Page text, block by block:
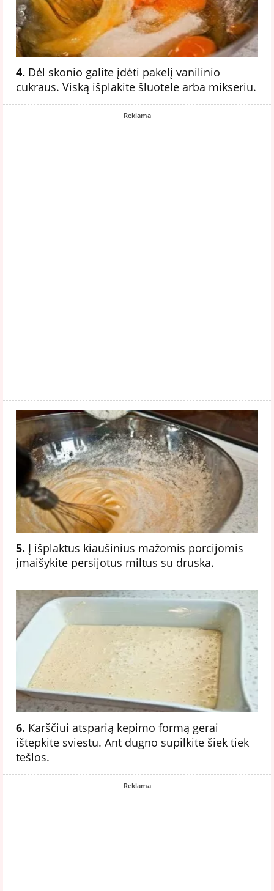
4. Dėl skonio galite įdėti pakelį vanilinio
cukraus. Viską išplakite šluotele arba mikseriu.
Reklama
5. Į išplaktus kiaušinius mažomis porcijomis
įmaišykite persijotus miltus su druska.
6. Karščiui atsparią kepimo formą gerai
ištepkite sviestu. Ant dugno supilkite šiek tiek
tešlos.
Reklama